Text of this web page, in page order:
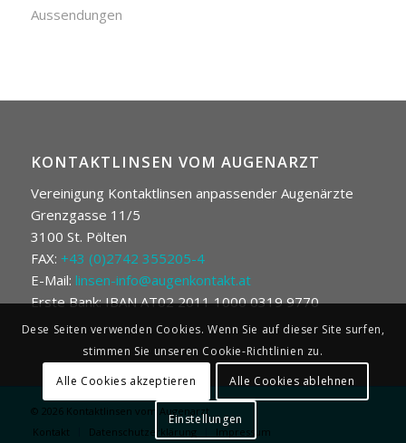
Aussendungen
KONTAKTLINSEN VOM AUGENARZT
Vereinigung Kontaktlinsen anpassender Augenärzte
Grenzgasse 11/5
3100 St. Pölten
FAX: +43 (0)2742 355205-4
E-Mail: linsen-info@augenkontakt.at
Erste Bank: IBAN AT02 2011 1000 0319 9770
© 2026 Kontaktlinsen vom Augenarzt
Kontakt
Datenschutzerklärung Impressum
Dese Seiten verwenden Cookies. Wenn Sie auf dieser Site surfen,
stimmen Sie unseren Cookie-Richtlinien zu.
Alle Cookies akzeptieren
Alle Cookies ablehnen
Einstellungen